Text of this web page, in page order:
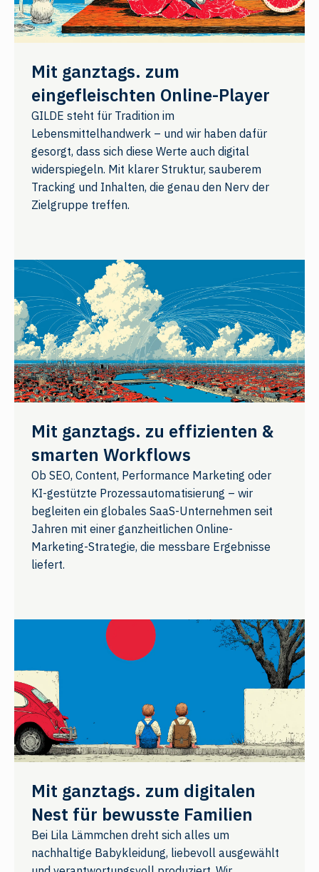
Mit ganztags. zum
eingefleischten Online-Player
GILDE steht für Tradition im
Lebensmittelhandwerk – und wir haben dafür
gesorgt, dass sich diese Werte auch digital
widerspiegeln. Mit klarer Struktur, sauberem
Tracking und Inhalten, die genau den Nerv der
Zielgruppe treffen.
Mit ganztags. zu effizienten &
smarten Workflows
Ob SEO, Content, Performance Marketing oder
KI-gestützte Prozessautomatisierung – wir
begleiten ein globales SaaS-Unternehmen seit
Jahren mit einer ganzheitlichen Online-
Marketing-Strategie, die messbare Ergebnisse
liefert.
Mit ganztags. zum digitalen
Nest für bewusste Familien
Bei Lila Lämmchen dreht sich alles um
nachhaltige Babykleidung, liebevoll ausgewählt